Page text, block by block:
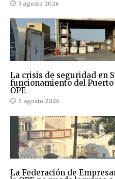
3 agosto 2026
La crisis de seguridad en
funcionamiento del
OPE
5 agosto 2026
La Federación de